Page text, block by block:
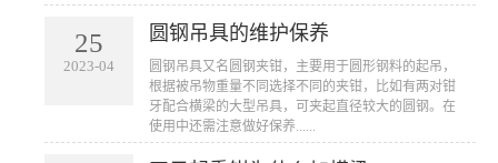
25
2023-04
圆钢吊具的维护保养
圆钢吊具又名圆钢夹钳，主要用于圆形钢料的起吊，
根据被吊物重量不同选择不同的夹钳，比如有两对钳
牙配合横梁的大型吊具，可夹起直径较大的圆钢。在
使用中还需注意做好保养......